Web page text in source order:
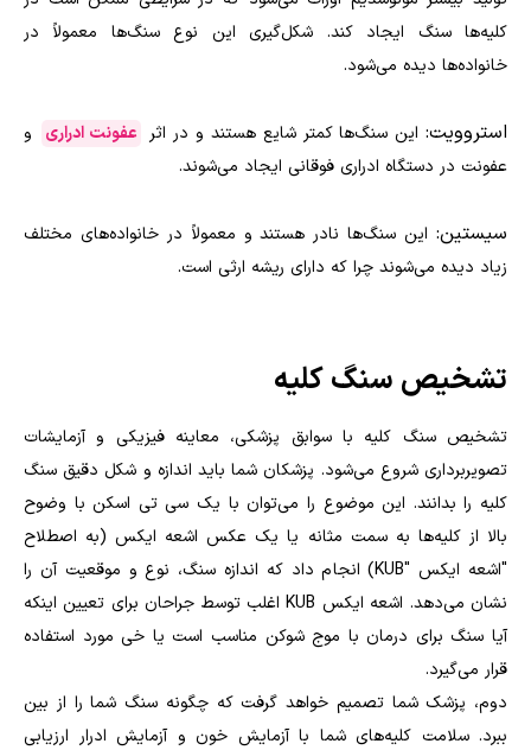
کلیه‌ها سنگ ایجاد کند. شکل‌گیری این نوع سنگ‌ها معمولاً در
خانواده‌ها دیده می‌شود.
استروویت:این سنگ‌ها کمتر شایع هستند و در اثر عفونت ادراری
و
عفونت در دستگاه ادراری فوقانی ایجاد می‌شوند.
سیستین: این سنگ‌ها نادر هستند و معمولاً در خانواده‌های مختلف
زیاد دیده می‌شوند چرا که دارای ریشه ارثی است.
تشخیص سنگ کلیه
تشخیص سنگ کلیه با سوابق پزشکی، معاینه فیزیکی و آزمایشات
تصویربرداری شروع می‌شود. پزشکان شما باید اندازه و شکل دقیق سنگ
کلیه را بدانند. این موضوع را می‌توان با یک سی تی اسکن با وضوح
بالا از کلیه‌ها به سمت مثانه یا یک عکس اشعه ایکس (به اصطلاح
"اشعه ایکس "KUB) انجام داد که اندازه سنگ، نوع و موقعیت آن را
نشان می‌دهد. اشعه ایکس KUB اغلب توسط جراحان برای تعیین اینکه
آیا سنگ برای درمان با موج شوکن مناسب است یا خی مورد استفاده
قرار می‌گیرد.
دوم، پزشک شما تصمیم خواهد گرفت که چگونه سنگ شما را از بین
ببرد. سلامت کلیه‌های شما با آزمایش خون و آزمایش ادرار ارزیابی